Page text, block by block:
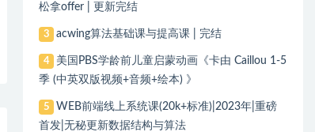
松拿offer | 更新完结
3 acwing算法基础课与提高课 | 完结
4
美国PBS学龄前儿童启蒙动画《卡由 Caillou 1-5
季 (中英双版视频+音频+绘本) 》
5
WEB前端线上系统课(20k+标准)|2023年|重磅
首发|无秘更新数据结构与算法